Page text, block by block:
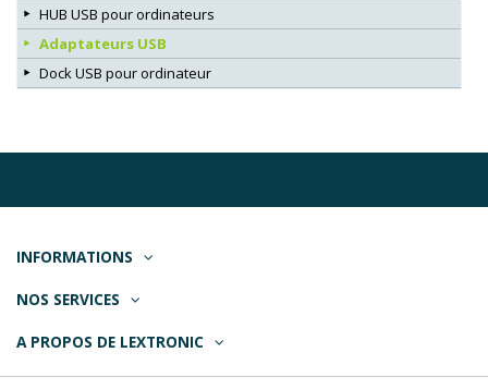
HUB USB pour ordinateurs
Adaptateurs USB
Dock USB pour ordinateur
INFORMATIONS
NOS SERVICES
A PROPOS DE LEXTRONIC